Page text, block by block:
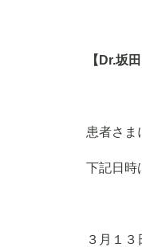
【Dr.坂
患者さま
下記日時
３月１